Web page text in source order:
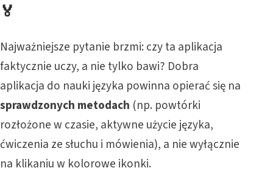
🏅
Najważniejsze pytanie brzmi: czy ta aplikacja
faktycznie uczy, a nie tylko bawi? Dobra
aplikacja do nauki języka powinna opierać się na
sprawdzonych metodach (np. powtórki
rozłożone w czasie, aktywne użycie języka,
ćwiczenia ze słuchu i mówienia), a nie wyłącznie
na klikaniu w kolorowe ikonki.